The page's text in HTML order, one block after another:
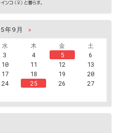
年9月
»
水 木 金
土
3 4 5
6
10 11 12
13
17 18 19
20
24 25 26
27